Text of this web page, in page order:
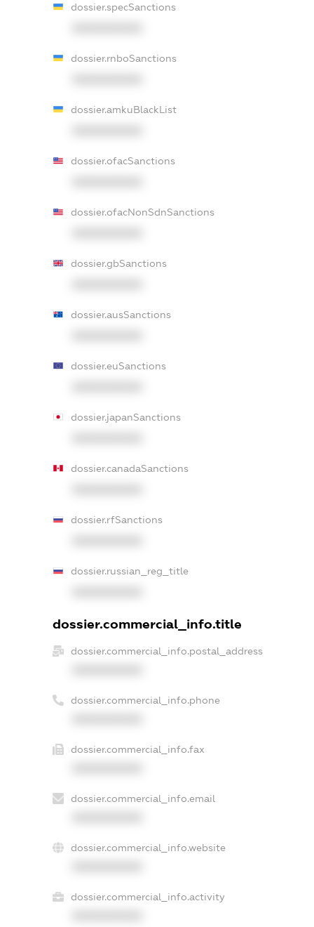
dossier.specSanctions
dossier.rnboSanctions
dossier.amkuBlackList
dossier.ofacSanctions
dossier.ofacNonSdnSanctions
dossier.gbSanctions
dossier.ausSanctions
dossier.euSanctions
dossier.japanSanctions
dossier.canadaSanctions
dossier.rfSanctions
dossier.russian_reg_title
dossier.commercial_info.title
dossier.commercial_info.postal_address
dossier.commercial_info.phone
dossier.commercial_info.fax
dossier.commercial_info.email
dossier.commercial_info.website
dossier.commercial_info.activity